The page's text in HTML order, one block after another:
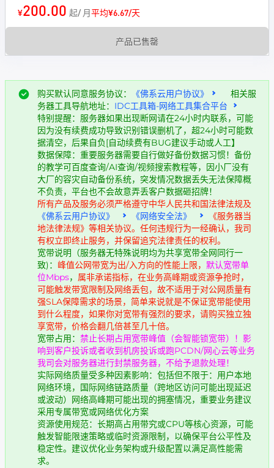
¥200.00 起/ 月平均¥6.67/天
产品已售罄
购买默认同意服务协议： 《佛系云用户协议》
相关服
务器工具导航地址： IDC工具箱-网络工具集合平台
特别提醒：服务器如果出现断网请在24小时内联系，可能
因为没有续费成功导致识别错误删机了，超24小时可能数
据清空，后果自负[自动续费有BUG建议手动或人工】
数据保障：重要服务器需要自行做好备份数据习惯！备份
的教学可百度查询/AI查询/视频搜索教程等，因小厂没有
大厂的容灾自动备份系统，突发情况数据丢失无法保障概
不负责，平台也不会故意弄丢客户数据砸招牌！
所有产品及服务必须严格遵守中华人民共和国法律法规及
《佛系云用户协议》
《网络安全法》
《服务器当
地法律法规》等相关协议。任何违规行为一经确认，我司
有权立即终止服务，并保留追究法律责任的权利。
宽带说明（服务器无特殊说明均为共享宽带全网同行一
致)： 峰值公网带宽为出/入方向的性能上限， 默认宽带单
位Mbps， 属非承诺指标，在业务高峰期或资源争抢时，
可能触发带宽限制及网络丢包，故不适用于对公网质量有
强SLA保障需求的场景，简单来说就是不保证宽带能使用
到什么程度，如果你对宽带有强烈的要求，请购买独立独
享宽带，价格会翻几倍甚至几十倍。
宽带占用： 禁止长期占用宽带峰值（会智能锁宽带）！影
响到客户投诉或者收到机房投诉或跑PCDN/网心云等业务
我司会对服务器进行封禁服务器，不给予退款处理！
实际网络质量受多种因素影响：包括但不限于：用户本地
网络环境，国际网络链路质量（跨地区访问可能出现延迟
或波动）网络高峰期可能出现的拥塞情况，重要业务建议
采用专属带宽或网络优化方案
资源使用规范：长期高占用带究或CPU等核心资源，可能
触发智能限速策略或临时资源限制，以确保平台公平性及
稳定性。建议优化业务架构或升级配置以满足高性能需
求。